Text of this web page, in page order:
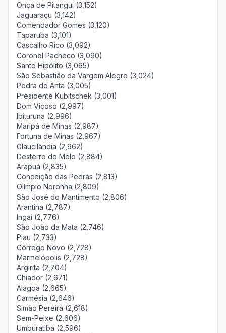
Onça de Pitangui (3,152)
Jaguaraçu (3,142)
Comendador Gomes (3,120)
Taparuba (3,101)
Cascalho Rico (3,092)
Coronel Pacheco (3,090)
Santo Hipólito (3,065)
São Sebastião da Vargem Alegre (3,024)
Pedra do Anta (3,005)
Presidente Kubitschek (3,001)
Dom Viçoso (2,997)
Ibituruna (2,996)
Maripá de Minas (2,987)
Fortuna de Minas (2,967)
Glaucilândia (2,962)
Desterro do Melo (2,884)
Arapuá (2,835)
Conceição das Pedras (2,813)
Olímpio Noronha (2,809)
São José do Mantimento (2,806)
Arantina (2,787)
Ingaí (2,776)
São João da Mata (2,746)
Piau (2,733)
Córrego Novo (2,728)
Marmelópolis (2,728)
Argirita (2,704)
Chiador (2,671)
Alagoa (2,665)
Carmésia (2,646)
Simão Pereira (2,618)
Sem-Peixe (2,606)
Umburatiba (2,596)